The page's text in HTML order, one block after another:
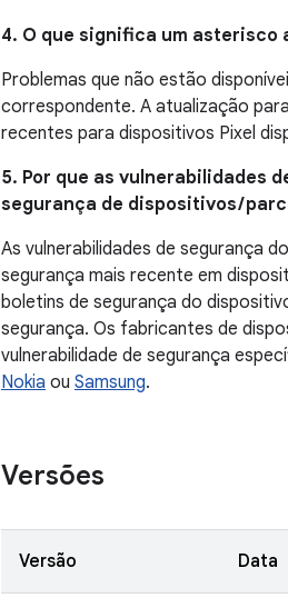
4. O que significa um asterisco
Problemas que não estão
correspondente. A atualização
recentes para dispositivos Pixel
5. Por que as vulnerabilidades
segurança de dispositivos /
As vulnerabilidades de segurança
segurança mais recente em
boletins de segurança do
segurança. Os fabricantes de
vulnerabilidade de segurança
Nokia ou Samsung.
Versões
Versão Data